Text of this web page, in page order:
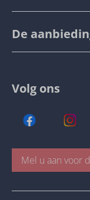
De
Volg ons
Mel u aan voor